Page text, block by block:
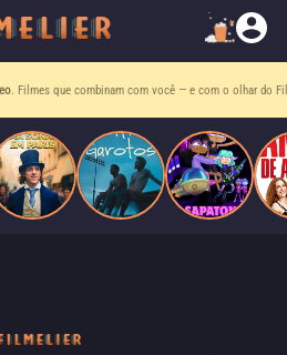
. Filmes que combinam com você — e com o olhar do
de seus alvos.